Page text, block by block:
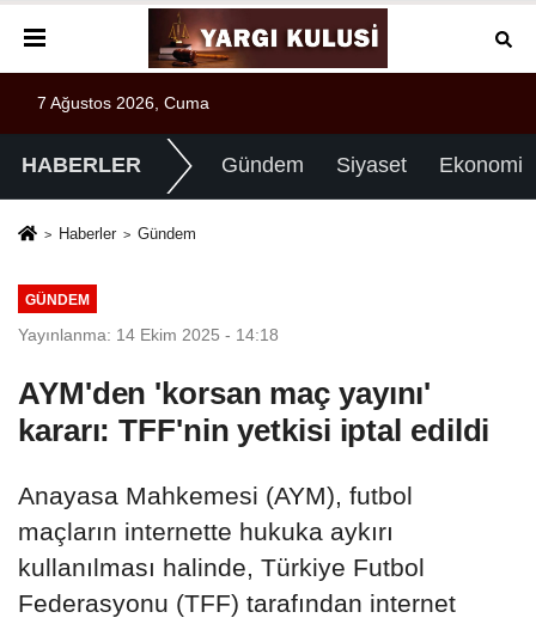
7 Ağustos 2026, Cuma
HABERLER Gündem Siyaset Ekonomi
Haberler Gündem
GÜNDEM
Yayınlanma: 14 Ekim 2025 - 14:18
AYM'den 'korsan maç yayını'
kararı: TFF'nin yetkisi iptal edildi
Anayasa Mahkemesi (AYM), futbol
maçların internette hukuka aykırı
kullanılması halinde, Türkiye Futbol
Federasyonu (TFF) tarafından internet